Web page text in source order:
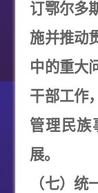
订鄂尔多
施并推动
中的重大
干部工作
管理民族
展。
（七）